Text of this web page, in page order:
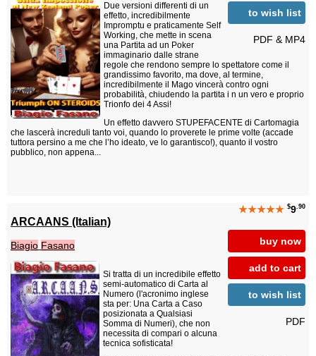
to wish list
PDF & MP4
Due versioni differenti di un
effetto, incredibilmente
Impromptu e praticamente Self
Working, che mette in scena
una Partita ad un Poker
immaginario dalle strane
regole che rendono sempre lo spettatore come il
grandissimo favorito, ma dove, al termine,
incredibilmente il Mago vincerà contro ogni
probabilità, chiudendo la partita i n un vero e proprio
Trionfo dei 4 Assi!
Un effetto davvero STUPEFACENTE di Cartomagia
che lascerà increduli tanto voi, quando lo proverete le prime volte (accade
tuttora persino a me che l’ho ideato, ve lo garantisco!), quanto il vostro
pubblico, non appena...
★★★★★ $9.90
buy now
add to cart
to wish list
PDF
ARCAANS (Italian)
Biagio Fasano
Si tratta di un incredibile effetto
semi-automatico di Carta al
Numero (l'acronimo inglese
sta per: Una Carta a Caso
posizionata a Qualsiasi
Somma di Numeri), che non
necessita di compari o alcuna
tecnica sofisticata!